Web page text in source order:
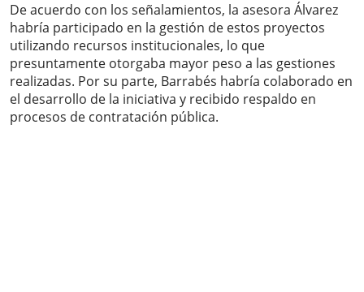
De acuerdo con los señalamientos, la asesora Álvarez
habría participado en la gestión de estos proyectos
utilizando recursos institucionales, lo que
presuntamente otorgaba mayor peso a las gestiones
realizadas. Por su parte, Barrabés habría colaborado en
el desarrollo de la iniciativa y recibido respaldo en
procesos de contratación pública.